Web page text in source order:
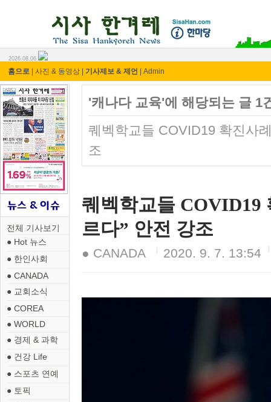
2026.08.06
홈으로 사진 & 동영상 기사제보 & 제언 Admin
전체 기사보기
● Hot 뉴스
● 한인사회
● CANADA
● 교회소식
● COREA
● WORLD
● 경제 & 과학
● 건강 Life
● 스포츠 연예
● 토픽
'캐나다 교육'에 해당되는 글 1
퀘벡학교들 COVID19 확진사
조
퀘벡학교들
르다” 안전 강조
● CANADA 2020. 9. 7. 13:54